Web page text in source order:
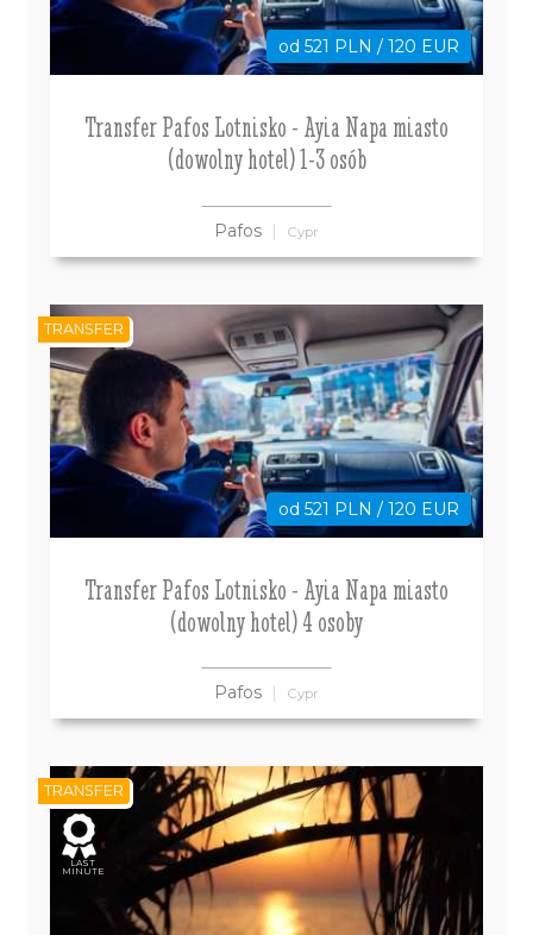
od 521 PLN / 120 EUR
Transfer Pafos Lotnisko - Ayia Napa miasto
(dowolny hotel) 1-3 osób
Pafos Cypr
od 521 PLN / 120 EUR
Transfer Pafos Lotnisko - Ayia Napa miasto
(dowolny hotel) 4 osoby
Pafos Cypr
TRANSFER
TRANSFER
LAST
MINUTE